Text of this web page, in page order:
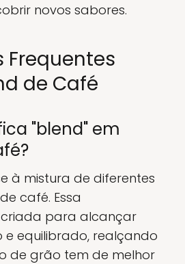
novos sabores.
Frequentes
de Café
"blend" em
à mistura de diferentes
café. Essa
para alcançar
e equilibrado, realçando
de grão tem de melhor